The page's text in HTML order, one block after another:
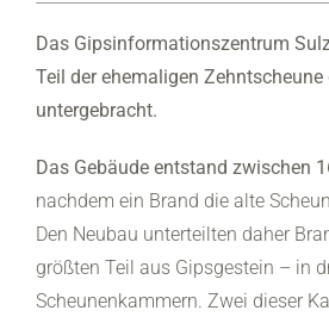
Das Gipsinformationszentrum
Teil der ehemaligen Zehntscheune
untergebracht.
Das Gebäude entstand zwischen
nachdem ein Brand die alte
Den Neubau unterteilten daher
größten Teil aus Gipsgestein – in
Scheunenkammern. Zwei dieser